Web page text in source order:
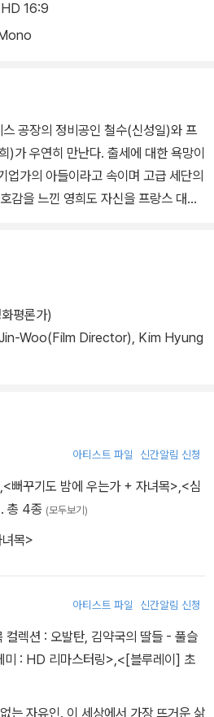
16:9
공장의 정비공인 철수(신성일)와 프
)가 우연히 만난다. 출세에 대한 욕망이
업가의 아들이라고 속이며 고급 세단의
감을 느낀 영희도 자신을 프랑스 대사
거듭되면서 두 청춘 남녀의 사랑은
별장에서 데이트를 하기로 한 날, 단란
할 홈세트를 사기 위해 철수는 거리
러싸여 뭇매를 맞고, 이 사실을 알 리 없
부풀어있다. 가까스로 행인들 사이에
신감에 철수는 울부짖으며 영희를 폭
낸 후 철수는 떠나고 영희는 자신이 식
평론가)
Woo(Film Director), Kim Hyung
아티스트 파일 신간알림 신청
,<뻐꾸기도 밤에 우는가 + 자녀목>,<심
총 4종 (모두보기)
목>
아티스트 파일 신간알림 신청
렉션 : 오발탄, 김약국의 딸들 - 풀슬
미 : HD 리마스터링>,<[블루레이] 초
는 자유인. 이 세상에서 가장 뜨거운 삶